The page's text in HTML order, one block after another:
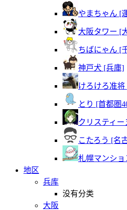
やまちゃん [
大阪タワー [
ちばにゃん [
神戸犬 [兵庫]
けろけろ准
とり [首都圏
クリスティ
こたろう [名
札幌マンシ
地区
兵库
没有分类
大阪